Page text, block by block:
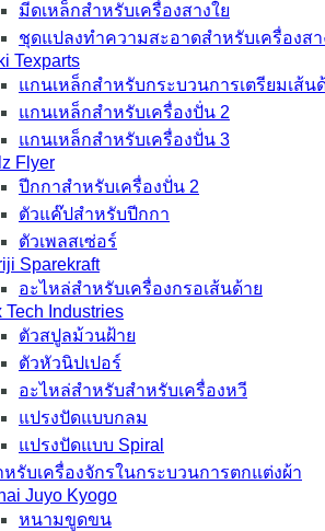
มีดเหล็กสำหรับเครื่องสางใย
ชุดแปลงทำความสะอาดสำหรับเครื่องสา
Texparts
แกนเหล็กสำหรับกระบวนการเตรียมเส้น
แกนเหล็กสำหรับเครื่องปั่น 2
แกนเหล็กสำหรับเครื่องปั่น 3
Flyer
ปีกกาสำหรับเครื่องปั่น 2
ตัวแค๊ปสำหรับปีกกา
ตัวเพลสเซ่อร์
Sparekraft
อะไหล่สำหรับเครื่องกรอเส้นด้าย
Tech Industries
ตัวสปูลม้วนฝ้าย
ตัวหัวนิปเปอร์
อะไหล่สำหรับสำหรับเครื่องหวี
แปรงปัดแบบกลม
แปรงปัดแบบ Spiral
รับเครื่องจักรในกระบวนการตกแต่งผ้า
Juyo Kyogo
หนามขูดขน